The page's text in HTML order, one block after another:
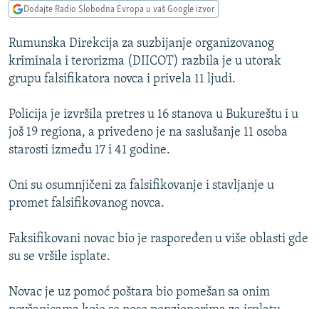
na
VIDEO
FOTOGALERIJE
INFOGRAFIKE
PODCASTI
RAT U UKRAJINI
KINA NA BALKANU
ISPRIČAJ MI
DNEVNO@RSE
VIŠE OD NASLOVA
POPLAVE I KLIZIŠTA U BIH 2024.
POST SCRIPTUM
Dodajte Radio Slobodna Evropa u vaš Google izvor
Rumunska Direkcija za suzbijanje organizovanog
kriminala i terorizma (DIICOT) razbila je u utorak
grupu falsifikatora novca i privela 11 ljudi.
Policija je izvršila pretres u 16 stanova u Bukureštu i u
još 19 regiona, a privedeno je na saslušanje 11 osoba
starosti između 17 i 41 godine.
Oni su osumnjičeni za falsifikovanje i stavljanje u
promet falsifikovanog novca.
Faksifikovani novac bio je raspoređen u više oblasti gde
su se vršile isplate.
Novac je uz pomoć poštara bio pomešan sa onim